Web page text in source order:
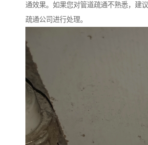
通效果。如果您对管道疏通不熟悉，建
疏通公司进行处理。